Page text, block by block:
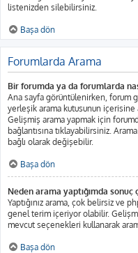
listenizden silebilirsiniz.
Başa dön
Forumlarda Arama
Bir forumda ya da forumlarda
Ana sayfa görüntülenirken, forum
yerleşik arama kutusunun
Gelişmiş arama yapmak için
bağlantısına tıklayabilirsiniz.
bağlı olarak değişebilir.
Başa dön
Neden arama yaptığımda sonuç
Yaptığınız arama, çok belirsiz ve
genel terim içeriyor olabilir.
mevcut seçenekleri kullanarak
Başa dön